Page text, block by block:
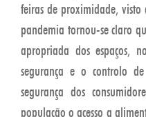
feiras de proximidade,
pandemia tornou-se claro
apropriada dos espaços,
segurança e o controlo
segurança dos
população o acesso a